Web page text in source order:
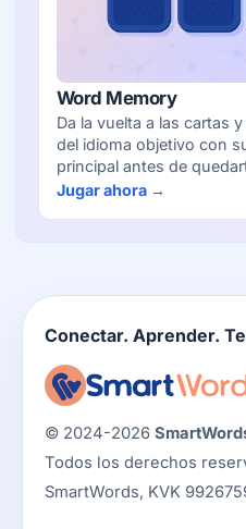
Word Memory
Da la vuelta a las cartas
del idioma objetivo con
principal antes de
Jugar ahora →
Conectar. Aprender.
© 2024-2026
Todos los derechos
SmartWords, KVK